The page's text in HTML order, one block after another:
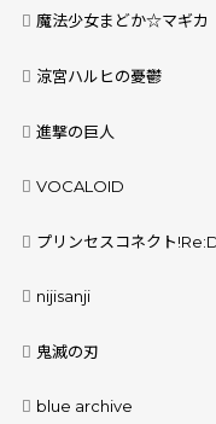
魔法少女まどか☆マギカ
涼宮ハルヒの憂鬱
進撃の巨人
VOCALOID
プリンセスコネクト
nijisanji
鬼滅の刃
blue archive